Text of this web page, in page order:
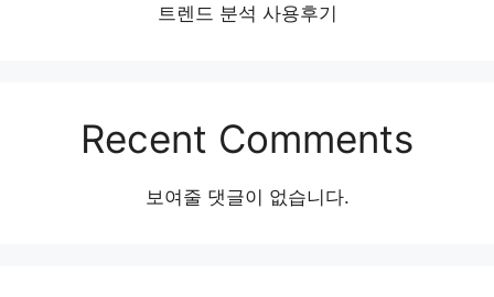
트렌드 분석 사용후기
Recent Comments
보여줄 댓글이 없습니다.